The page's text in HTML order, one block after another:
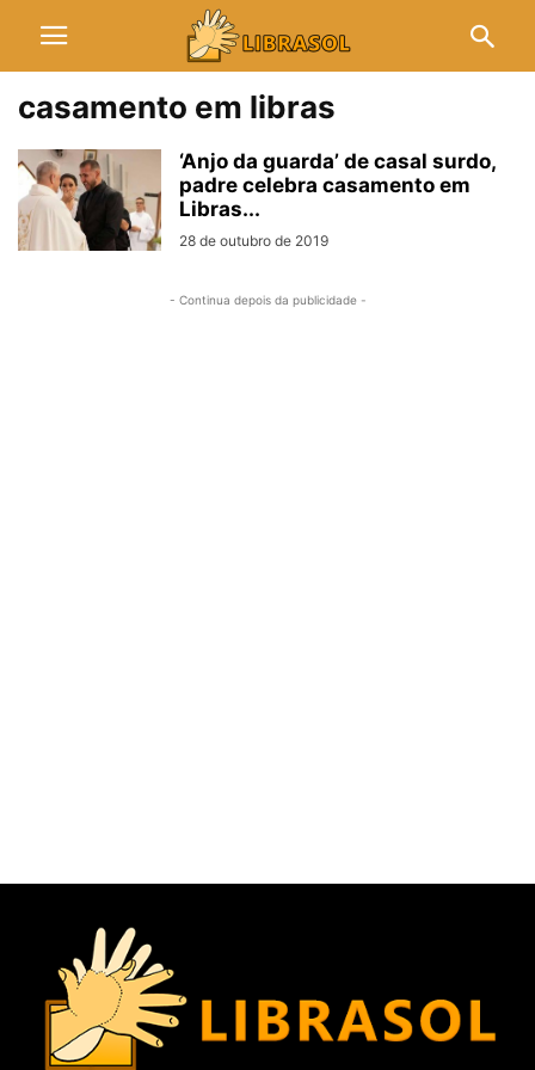
casamento em libras
‘Anjo da guarda’ de casal surdo,
padre celebra casamento em
Libras...
28 de outubro de 2019
- Continua depois da publicidade -